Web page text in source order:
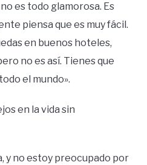
es todo glamorosa. Es
piensa que es muy fácil.
en buenos hoteles,
no es así. Tienes que
el mundo».
en la vida sin
y no estoy preocupado por